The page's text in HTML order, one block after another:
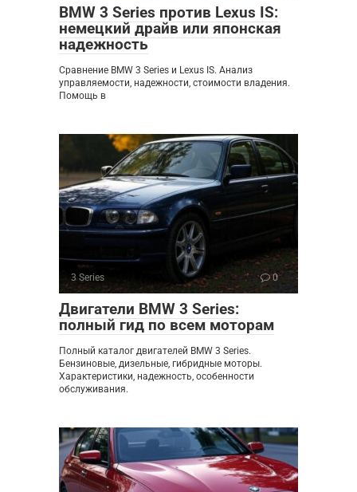
BMW 3 Series против Lexus IS:
немецкий драйв или японская
надежность
Сравнение BMW 3 Series и Lexus IS. Анализ
управляемости, надежности, стоимости владения.
Помощь в
3 Series 0
Двигатели BMW 3 Series:
полный гид по всем моторам
Полный каталог двигателей BMW 3 Series.
Бензиновые, дизельные, гибридные моторы.
Характеристики, надежность, особенности
обслуживания.